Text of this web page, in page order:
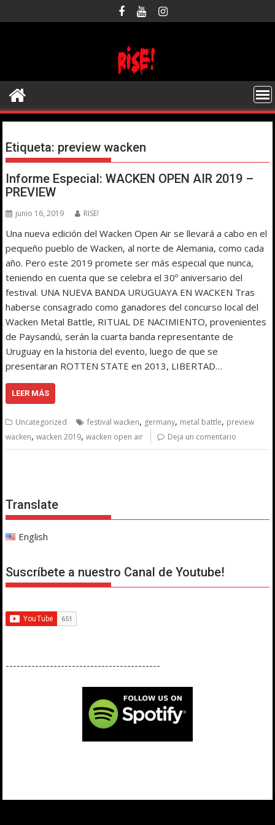
al
Etiqueta: preview wacken
Informe Especial: WACKEN OPEN AIR 2019 –
PREVIEW
junio 16, 2019 RISE!
Una nueva edición del Wacken Open Air se llevará a cabo en el
pequeño pueblo de Wacken, al norte de Alemania, como cada
año. Pero este 2019 promete ser más especial que nunca,
teniendo en cuenta que se celebra el 30º aniversario del
festival. UNA NUEVA BANDA URUGUAYA EN WACKEN Tras
haberse consagrado como ganadores del concurso local del
Wacken Metal Battle, RITUAL DE NACIMIENTO, provenientes
de Paysandú, serán la cuarta banda representante de
Uruguay en la historia del evento, luego de que se
presentaran ROTTEN STATE en 2013, LIBERTAD…
LEER MÁS
Uncategorized festival wacken, germany, metal battle, preview
wacken,wacken 2019,wacken open air Deja un comentario
Translate
English
Suscríbete a nuestro Canal de Youtube!
------------------------------------------